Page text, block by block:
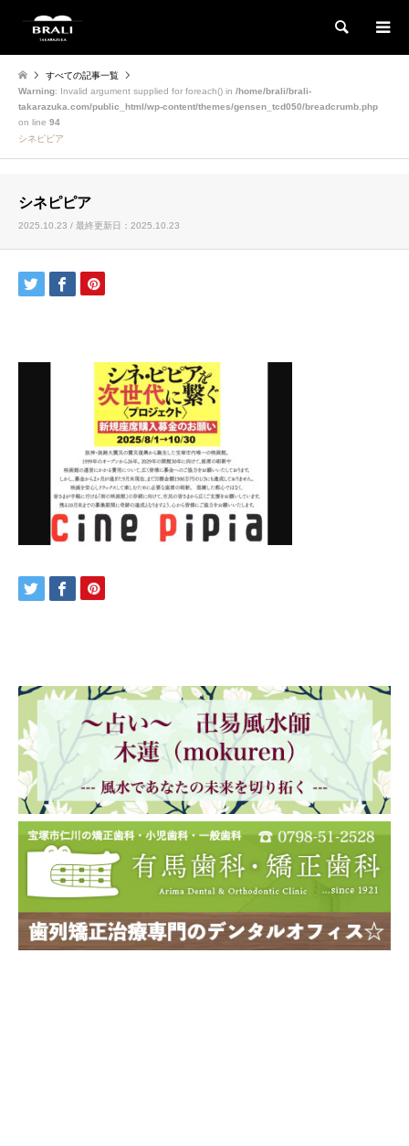
検索
すべての記事一覧
Warning: Invalid argument supplied for foreach() in /home/brali/brali-
takarazuka.com/public_html/wp-content/themes/gensen_tcd050/breadcrumb.php
on line 94
シネピピア
シネピピア
2025.10.23 / 最終更新日：2025.10.23